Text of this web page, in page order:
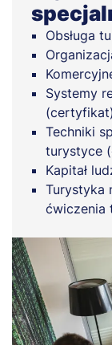
Obsługa
Systemy
Techniki
turystyce
Kapitał
Turystyka
ćwiczenia